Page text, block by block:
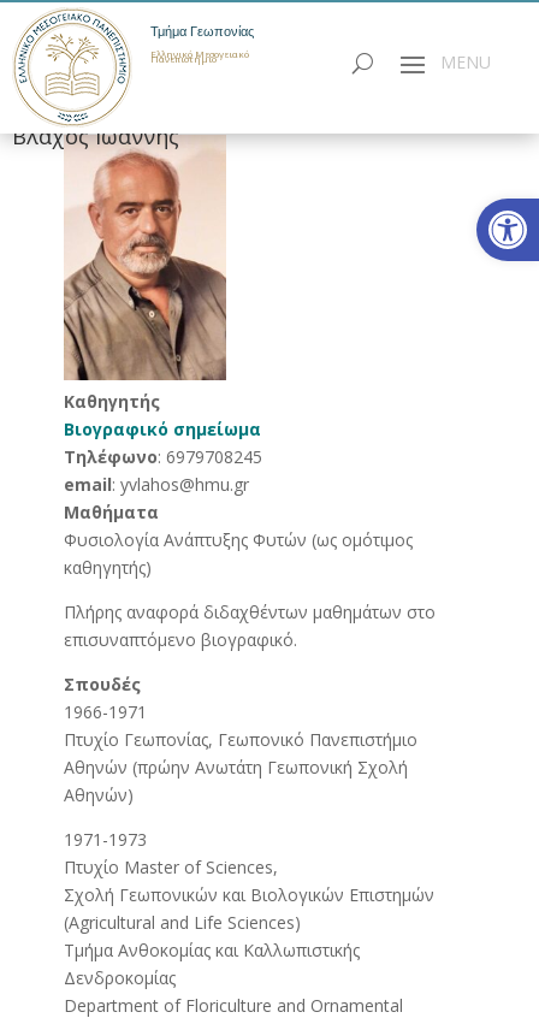
Τμήμα Γεωπονίας
Ελληνικό Μεσογειακό
Πανεπιστήμιο
Βλάχος Ιωάννης
Καθηγητής
Βιογραφικό σημείωμα
Τηλέφωνο: 6979708245
email: yvlahos@hmu.gr
Μαθήματα
Φυσιολογία Ανάπτυξης Φυτών (ως ομότιμος
καθηγητής)
Πλήρης αναφορά διδαχθέντων μαθημάτων στο
επισυναπτόμενο βιογραφικό.
Σπουδές
1966-1971
Πτυχίο Γεωπονίας, Γεωπονικό Πανεπιστήμιο
Αθηνών (πρώην Ανωτάτη Γεωπονική Σχολή
Αθηνών)
1971-1973
Πτυχίο Master of Sciences,
Σχολή Γεωπονικών και Βιολογικών Επιστημών
(Agricultural and Life Sciences)
Τμήμα Ανθοκομίας και Καλλωπιστικής
Δενδροκομίας
Department of Floriculture and Ornamental